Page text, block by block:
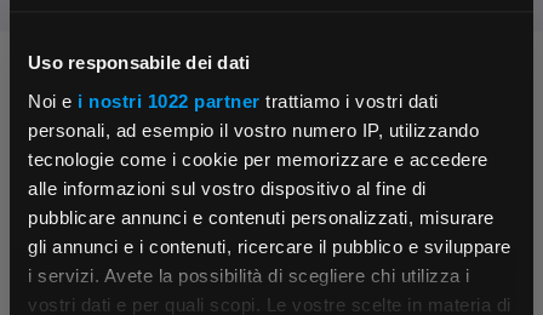
Uso responsabile dei dati
Noi e i nostri 1022 partner trattiamo i vostri dati
personali, ad esempio il vostro numero IP, utilizzando
tecnologie come i cookie per memorizzare e accedere
alle informazioni sul vostro dispositivo al fine di
pubblicare annunci e contenuti personalizzati, misurare
gli annunci e i contenuti, ricercare il pubblico e sviluppare
i servizi. Avete la possibilità di scegliere chi utilizza i
vostri dati e per quali scopi. Le vostre scelte in materia di
Contattaci Fissa una consulenza